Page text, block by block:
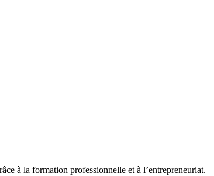
à la formation professionnelle et à l’entrepreneuriat.